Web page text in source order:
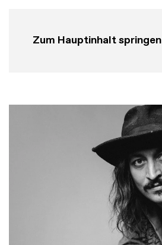
Zum Hauptinhalt springen